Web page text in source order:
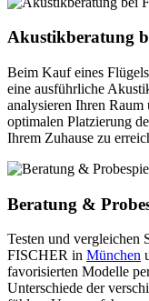
Akustikberatung
Beim Kauf eines
eine ausführliche
analysieren Ihren
optimalen Platzierung
Ihrem Zuhause zu
Beratung &
Testen und vergleichen
FISCHER in München
favorisierten Modelle
Unterschiede der